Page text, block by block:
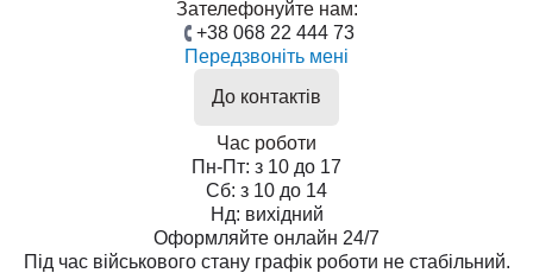
Зателефонуйте нам:
+38 068 22 444 73
Передзвоніть мені
До контактів
Час роботи
Пн-Пт: з 10 до 17
Сб: з 10 до 14
Нд: вихідний
Оформляйте онлайн 24/7
Під час військового стану графік роботи не стабільний.